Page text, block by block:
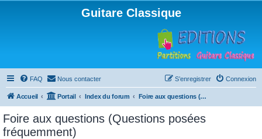
Guitare Classique
FAQ Nous contacter Connexion
S’enregistrer
Accueil Portail Index du forum Foire aux questions (Questions posées fréquemment)
Foire aux questions (Questions posées
fréquemment)